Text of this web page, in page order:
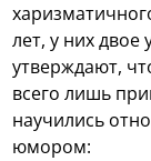
лет, у них
утверждают,
всего лишь
научились
юмором: